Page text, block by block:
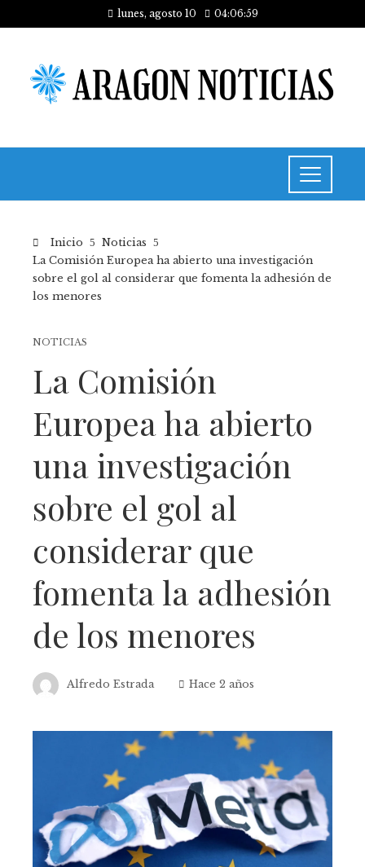
lunes, agosto 10 04:07:00
Inicio
Noticias
La Comisión Europea ha abierto una investigación
sobre el gol al considerar que fomenta la adhesión de
los menores
NOTICIAS
La Comisión
Europea ha abierto
una investigación
sobre el gol al
considerar que
fomenta la adhesión
de los menores
Alfredo Estrada Hace 2 años